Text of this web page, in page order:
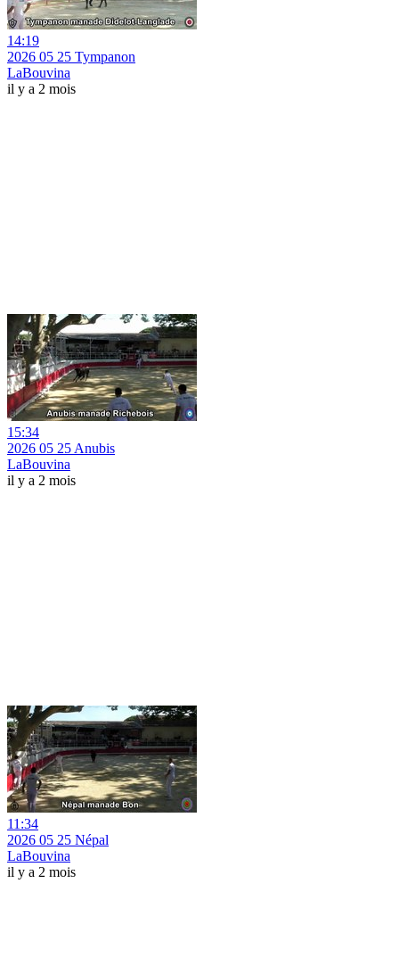
14:19
2026 05 25 Tympanon
LaBouvina
il y a 2 mois
15:34
2026 05 25 Anubis
LaBouvina
il y a 2 mois
11:34
2026 05 25 Népal
LaBouvina
il y a 2 mois